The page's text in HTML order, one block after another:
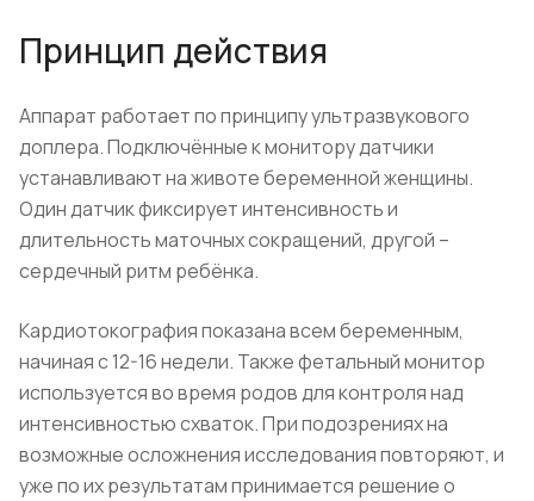
Принцип действия
Аппарат работает по принципу ультразвукового
доплера. Подключённые к монитору датчики
устанавливают на животе беременной женщины.
Один датчик фиксирует интенсивность и
длительность маточных сокращений, другой –
сердечный ритм ребёнка.
Кардиотокография показана всем беременным,
начиная с 12-16 недели. Также фетальный монитор
используется во время родов для контроля над
интенсивностью схваток. При подозрениях на
возможные осложнения исследования повторяют, и
уже по их результатам принимается решение о